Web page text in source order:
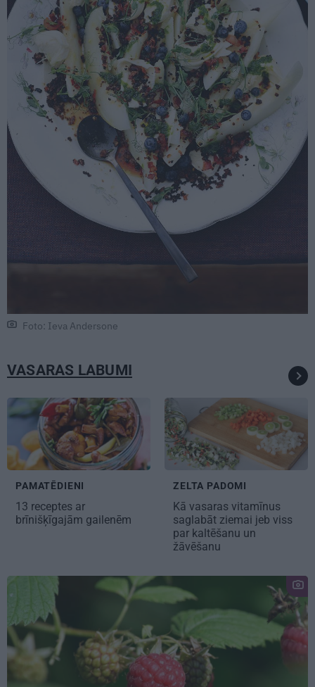
Foto: Ieva Andersone
VASARAS LABUMI
PAMATĒDIENI
13 receptes ar
brīnišķīgajām gailenēm
ZELTA PADOMI
Kā vasaras vitamīnus
saglabāt ziemai jeb viss
par kaltēšanu un
žāvēšanu